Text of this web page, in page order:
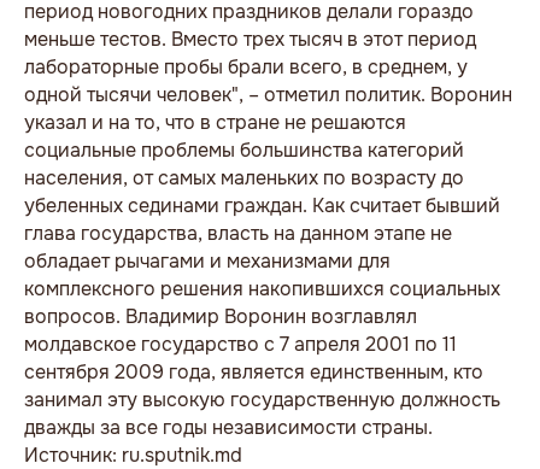
период новогодних праздников делали гораздо
меньше тестов. Вместо трех тысяч в этот период
лабораторные пробы брали всего, в среднем, у
одной тысячи человек", – отметил политик. Воронин
указал и на то, что в стране не решаются
социальные проблемы большинства категорий
населения, от самых маленьких по возрасту до
убеленных сединами граждан. Как считает бывший
глава государства, власть на данном этапе не
обладает рычагами и механизмами для
комплексного решения накопившихся социальных
вопросов. Владимир Воронин возглавлял
молдавское государство с 7 апреля 2001 по 11
сентября 2009 года, является единственным, кто
занимал эту высокую государственную должность
дважды за все годы независимости страны.
Источник: ru.sputnik.md